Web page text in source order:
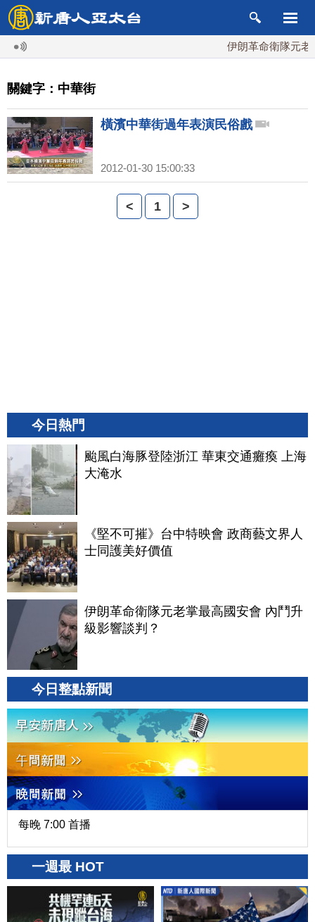
伊朗革命衛隊元老
關鍵字：中華街
橫濱中華街過年表演民俗戲
2012-01-30 15:00:33
< 1 >
今日熱門
颱風白海豚登陸浙江 華東交通癱瘓 上海
大淹水
《堅不可摧》台中特映會 政商藝文界人
士同護美好價值
伊朗革命衛隊元老掌最高國安會 內鬥升
級影響談判？
今日整點新聞
每晚 7:00 首播
一週最 HOT